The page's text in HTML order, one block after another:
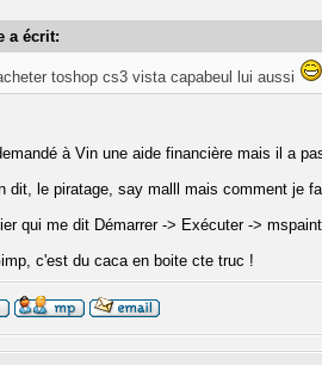
a écrit:
toshop cs3 vista capabeul lui aussi
à Vin une aide financière mais il a
dit, le piratage, say malll mais comment je
qui me dit Démarrer -> Exécuter ->
c'est du caca en boite cte truc !